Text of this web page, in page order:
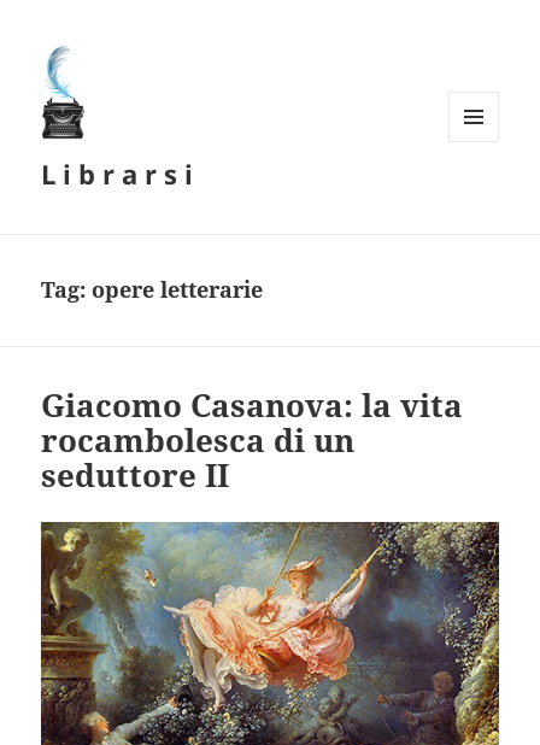
L i b r a r s i
Tag:opere letterarie
Giacomo Casanova: la vita
rocambolesca di un
seduttore II